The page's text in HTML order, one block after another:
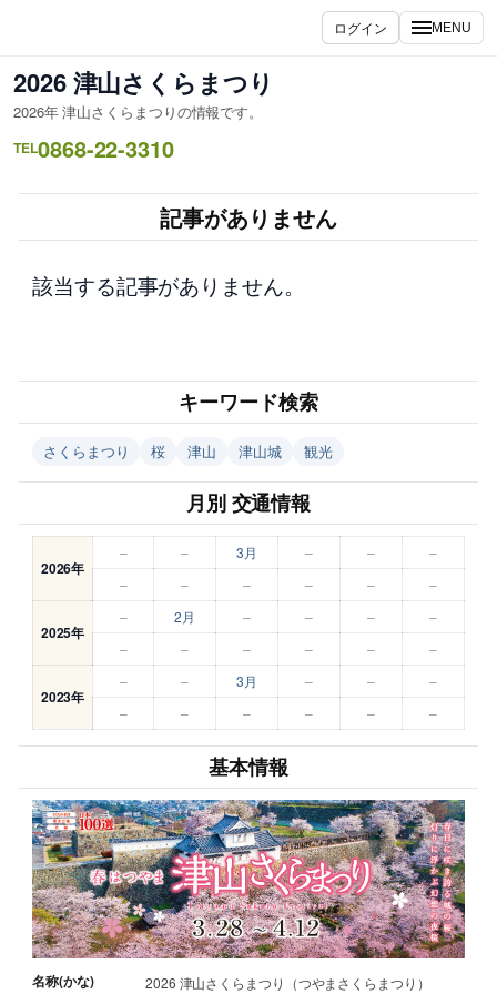
を
ス
キ
ッ
ログイン MENU
2026 津山さくらまつり
2026年 津山さくらまつりの情報です。
TEL0868-22-3310
記事がありません
該当する記事がありません。
キーワード検索
さくらまつり 桜 津山 津山城 観光
月別 交通情報
2026年
– – 3月 – –
–
–
– – – – –
2025年
– 2月 – – –
–
–
– – – – –
2023年
– – 3月 – –
–
–
– – – – –
基本情報
名称(かな) 2026 津山さくらまつり（つやまさくらまつり）